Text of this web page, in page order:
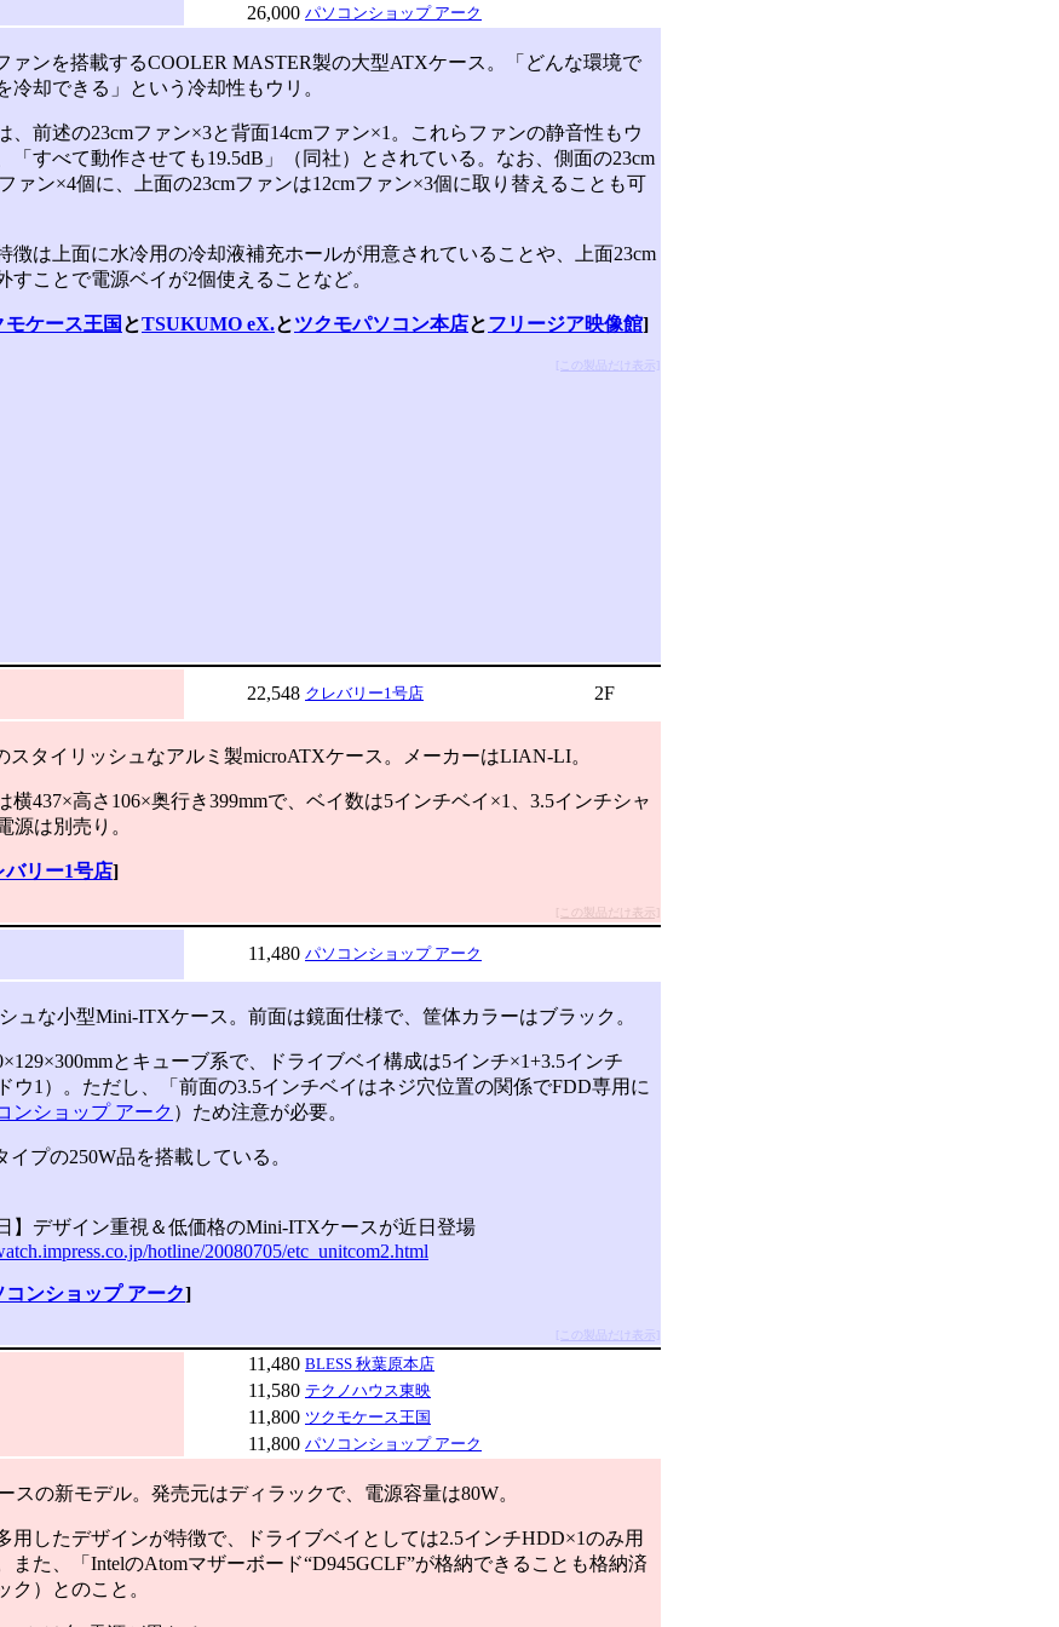
26,000 パソコンショップ アーク
ンを搭載するCOOLER MASTER製の大型ATXケース。「どんな環境で
冷却できる」という冷却性もウリ。
前述の23cmファン×3と背面14cmファン×1。これらファンの静音性もウ
「すべて動作させても19.5dB」（同社）とされている。なお、側面の23cm
ァン×4個に、上面の23cmファンは12cmファン×3個に取り替えることも可
は上面に水冷用の冷却液補充ホールが用意されていることや、上面23cm
すことで電源ベイが2個使えることなど。
モケース王国 とTSUKUMO eX.とツクモパソコン本店とフリージア映像館]
[この製品だけ表示]
22,548 クレバリー1号店 2F
タイリッシュなアルミ製microATXケース。メーカーはLIAN-LI。
437×高さ106×奥行き399mmで、ベイ数は5インチベイ×1、3.5インチシャ
源は別売り。
バリー1号店]
[この製品だけ表示]
11,480 パソコンショップ アーク
な小型Mini-ITXケース。前面は鏡面仕様で、筐体カラーはブラック。
とキューブ系で、ドライブベイ構成は5インチ×1+3.5インチ
ウ1）。ただし、「前面の3.5インチベイはネジ穴位置の関係でFDD専用に
ンショップ アーク ）ため注意が必要。
プの250W品を搭載している。
日】デザイン重視＆低価格のMini-ITXケースが近日登場
hotline/20080705/etc_unitcom2.html
コンショップ アーク]
[この製品だけ表示]
11,480 BLESS 秋葉原本店
11,580 テクノハウス東映
11,800 ツクモケース王国
11,800 パソコンショップ アーク
の新モデル。発売元はディラックで、電源容量は80W。
したデザインが特徴で、ドライブベイとしては2.5インチHDD×1のみ用
また、「IntelのAtomマザーボード“D945GCLF”が格納できることも格納済
ク）とのこと。